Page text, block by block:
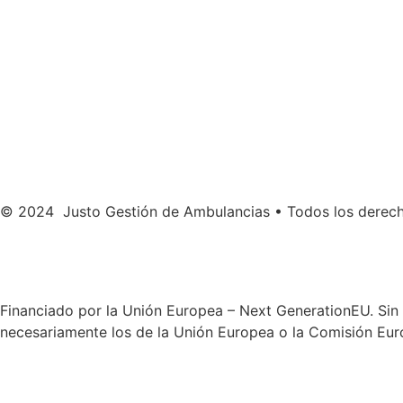
© 2024 Justo Gestión de Ambulancias • Todos los
Financiado por la Unión Europea – Next GenerationEU.
necesariamente los de la Unión Europea o la Comisión